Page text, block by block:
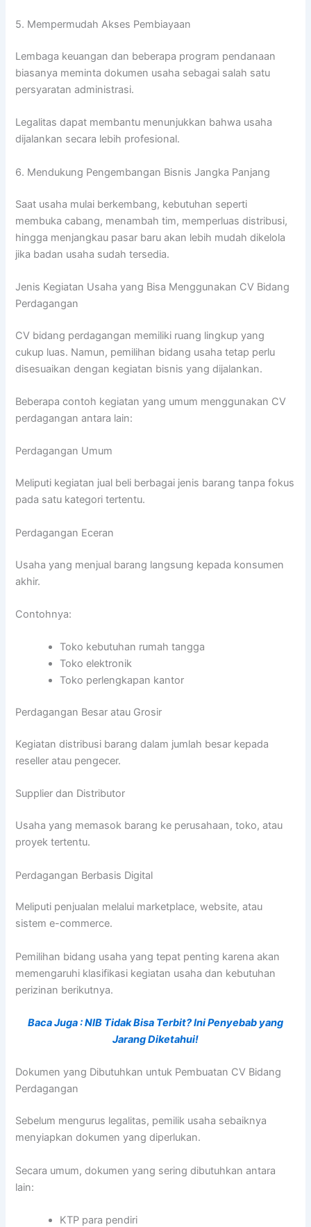
5. Mempermudah Akses Pembiayaan
Lembaga keuangan dan beberapa program pendanaan
biasanya meminta dokumen usaha sebagai salah satu
persyaratan administrasi.
Legalitas dapat membantu menunjukkan bahwa usaha
dijalankan secara lebih profesional.
6. Mendukung Pengembangan Bisnis Jangka Panjang
Saat usaha mulai berkembang, kebutuhan seperti
membuka cabang, menambah tim, memperluas distribusi,
hingga menjangkau pasar baru akan lebih mudah dikelola
jika badan usaha sudah tersedia.
Jenis Kegiatan Usaha yang Bisa Menggunakan CV Bidang
Perdagangan
CV bidang perdagangan memiliki ruang lingkup yang
cukup luas. Namun, pemilihan bidang usaha tetap perlu
disesuaikan dengan kegiatan bisnis yang dijalankan.
Beberapa contoh kegiatan yang umum menggunakan CV
perdagangan antara lain:
Perdagangan Umum
Meliputi kegiatan jual beli berbagai jenis barang tanpa fokus
pada satu kategori tertentu.
Perdagangan Eceran
Usaha yang menjual barang langsung kepada konsumen
akhir.
Contohnya:
Toko kebutuhan rumah tangga
Toko elektronik
Toko perlengkapan kantor
Perdagangan Besar atau Grosir
Kegiatan distribusi barang dalam jumlah besar kepada
reseller atau pengecer.
Supplier dan Distributor
Usaha yang memasok barang ke perusahaan, toko, atau
proyek tertentu.
Perdagangan Berbasis Digital
Meliputi penjualan melalui marketplace, website, atau
sistem e-commerce.
Pemilihan bidang usaha yang tepat penting karena akan
memengaruhi klasifikasi kegiatan usaha dan kebutuhan
perizinan berikutnya.
Baca Juga : NIB Tidak Bisa Terbit? Ini Penyebab yang
Jarang Diketahui!
Dokumen yang Dibutuhkan untuk Pembuatan CV Bidang
Perdagangan
Sebelum mengurus legalitas, pemilik usaha sebaiknya
menyiapkan dokumen yang diperlukan.
Secara umum, dokumen yang sering dibutuhkan antara
lain:
KTP para pendiri